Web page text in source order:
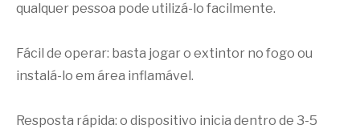
qualquer pessoa pode utilizá-lo facilmente.
Fácil de operar: basta jogar o extintor no fogo ou
instalá-lo em área inflamável.
Resposta rápida: o dispositivo inicia dentro de 3-5